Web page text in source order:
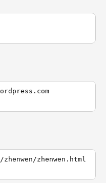
zhenwen.html